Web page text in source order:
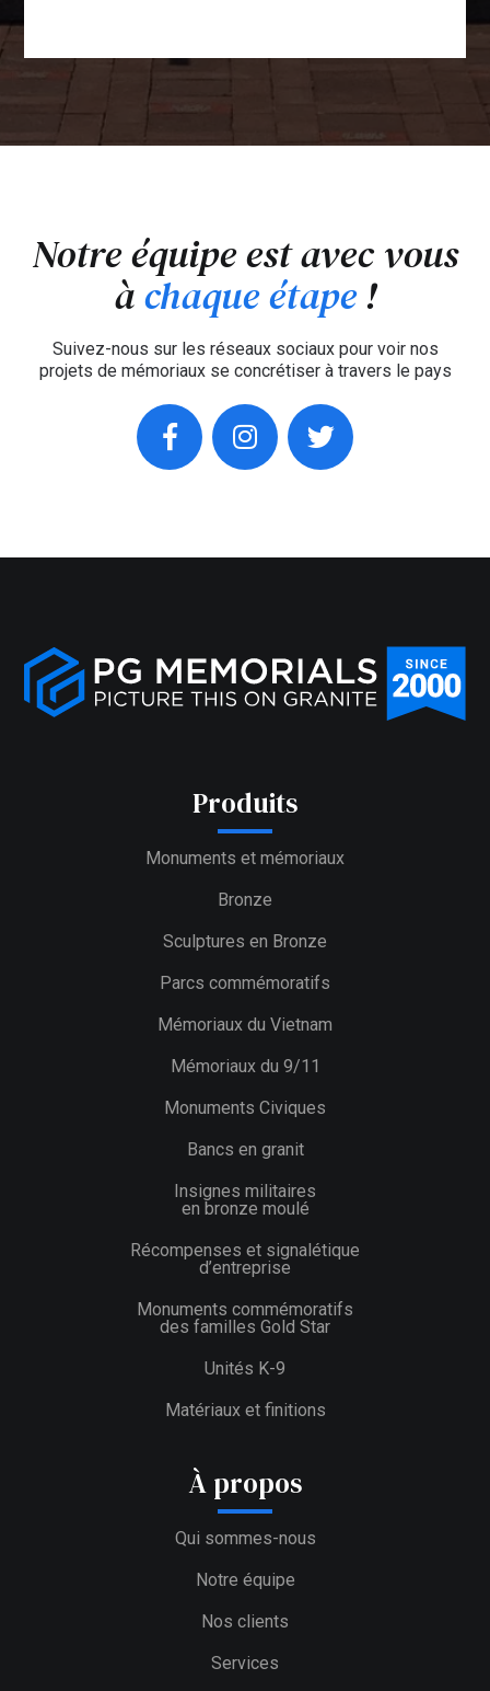
Notre équipe est avec vous
àchaque étape!
Suivez-nous sur les réseaux sociaux pour voir nos
projets de mémoriaux se concrétiser à travers le pays
Produits
Monuments et mémoriaux
Bronze
Sculptures en Bronze
Parcs commémoratifs
Mémoriaux du Vietnam
Mémoriaux du 9/11
Monuments Civiques
Bancs en granit
Insignes militaires
en bronze moulé
Récompenses et signalétique
d’entreprise
Monuments commémoratifs
des familles Gold Star
Unités K-9
Matériaux et finitions
À propos
Qui sommes-nous
Notre équipe
Nos clients
Services